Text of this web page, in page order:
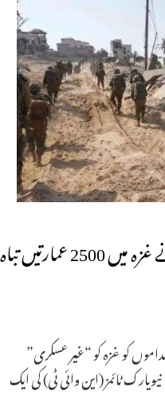
جنگ بندی کے باوجود اسرائیل نے غزہ میں 2500 عمارتیں تباہ
کو غزہ کو “غیر عسکری”
ٹائمز (این وائی ٹی) کی ایک